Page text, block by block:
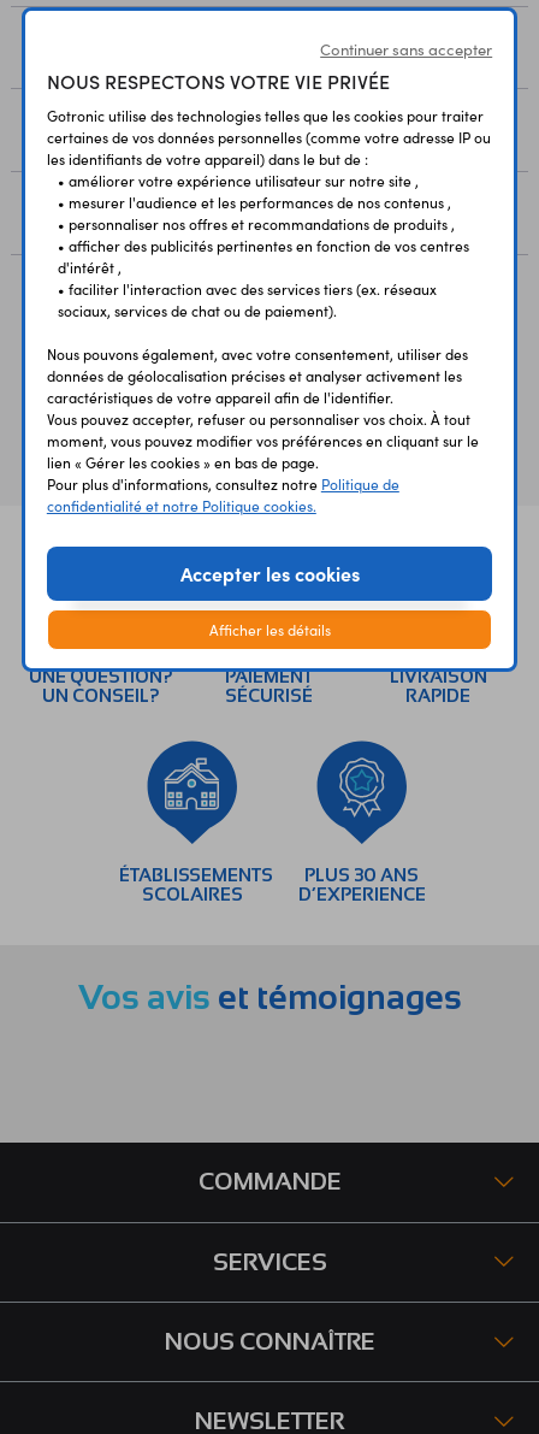
LIVRAISON
RESSOURCES
AVIS
Produits liés à cet article
Vous avez déja consulté
UNE QUESTION?
UN CONSEIL?
PAIEMENT
SÉCURISÉ
LIVRAISON
RAPIDE
ÉTABLISSEMENTS
SCOLAIRES
PLUS 30 ANS
D’EXPERIENCE
Vos avis et témoignages
COMMANDE
SERVICES
NOUS CONNAÎTRE
NEWSLETTER
Continuer sans accepter
NOUS RESPECTONS VOTRE VIE PRIVÉE
Gotronic utilise des technologies telles que les cookies pour traiter
certaines de vos données personnelles (comme votre adresse IP ou
les identifiants de votre appareil) dans le but de :
• améliorer votre expérience utilisateur sur notre site ,
• mesurer l'audience et les performances de nos contenus ,
• personnaliser nos offres et recommandations de produits ,
• afficher des publicités pertinentes en fonction de vos centres
d'intérêt ,
• faciliter l'interaction avec des services tiers (ex. réseaux
sociaux, services de chat ou de paiement).
Nous pouvons également, avec votre consentement, utiliser des
données de géolocalisation précises et analyser activement les
caractéristiques de votre appareil afin de l'identifier.
Vous pouvez accepter, refuser ou personnaliser vos choix. À tout
moment, vous pouvez modifier vos préférences en cliquant sur le
lien « Gérer les cookies » en bas de page.
Pour plus d'informations, consultez notre Politique de
confidentialité et notre Politique cookies.
Accepter les cookies
Afficher les détails